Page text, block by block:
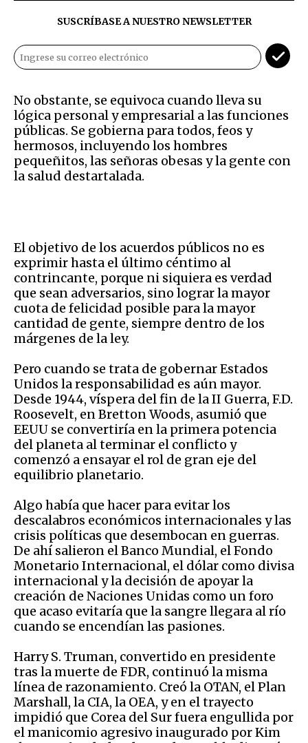
SUSCRÍBASE A NUESTRO NEWSLETTER
No obstante, se equivoca cuando lleva su
lógica personal y empresarial a las funciones
públicas. Se gobierna para todos, feos y
hermosos, incluyendo los hombres
pequeñitos, las señoras obesas y la gente con
la salud destartalada.
El objetivo de los acuerdos públicos no es
exprimir hasta el último céntimo al
contrincante, porque ni siquiera es verdad
que sean adversarios, sino lograr la mayor
cuota de felicidad posible para la mayor
cantidad de gente, siempre dentro de los
márgenes de la ley.
Pero cuando se trata de gobernar Estados
Unidos la responsabilidad es aún mayor.
Desde 1944, víspera del fin de la II Guerra, F.D.
Roosevelt, en Bretton Woods, asumió que
EEUU se convertiría en la primera potencia
del planeta al terminar el conflicto y
comenzó a ensayar el rol de gran eje del
equilibrio planetario.
Algo había que hacer para evitar los
descalabros económicos internacionales y las
crisis políticas que desembocan en guerras.
De ahí salieron el Banco Mundial, el Fondo
Monetario Internacional, el dólar como divisa
internacional y la decisión de apoyar la
creación de Naciones Unidas como un foro
que acaso evitaría que la sangre llegara al río
cuando se encendían las pasiones.
Harry S. Truman, convertido en presidente
tras la muerte de FDR, continuó la misma
línea de razonamiento. Creó la OTAN, el Plan
Marshall, la CIA, la OEA, y en el trayecto
impidió que Corea del Sur fuera engullida por
el manicomio agresivo inaugurado por Kim